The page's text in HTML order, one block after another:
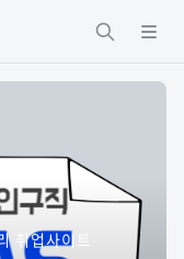
취업사이트